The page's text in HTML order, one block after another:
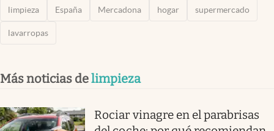
limpieza España Mercadona hogar supermercado
lavarropas
Más noticias delimpieza
Rociar vinagre en el parabrisas